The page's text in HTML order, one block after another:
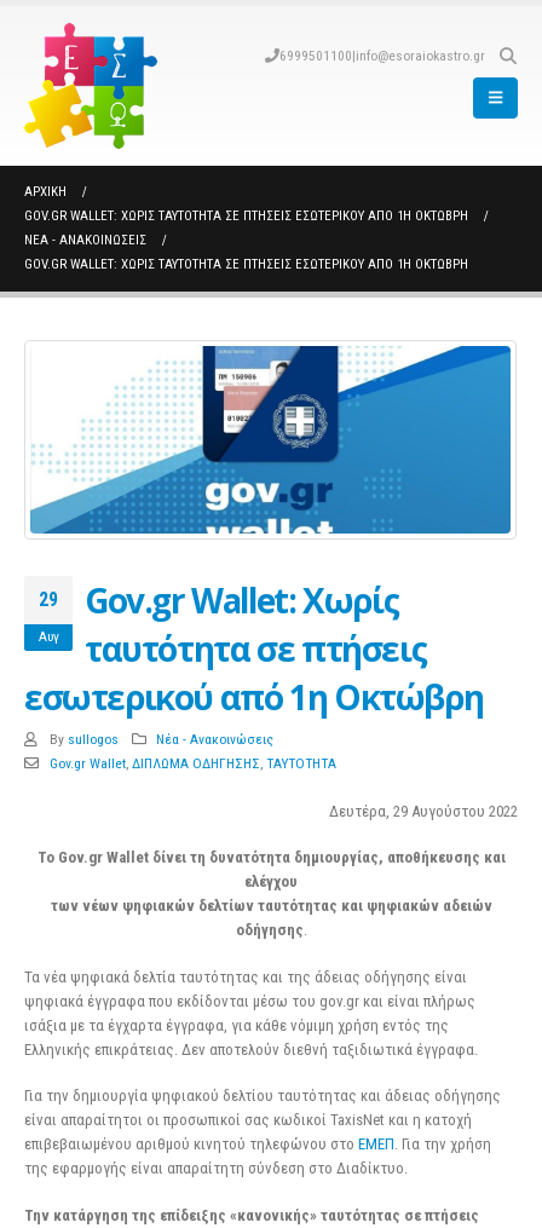
6999501100|info@esoraiokastro.gr
ΑΡΧΙΚΉ
GOV.GR WALLET: ΧΩΡΊΣ ΤΑΥΤΌΤΗΤΑ ΣΕ ΠΤΉΣΕΙΣ ΕΣΩΤΕΡΙΚΟΎ ΑΠΌ 1Η ΟΚΤΏΒΡΗ
ΝΈΑ - ΑΝΑΚΟΙΝΏΣΕΙΣ
GOV.GR WALLET: ΧΩΡΊΣ ΤΑΥΤΌΤΗΤΑ ΣΕ ΠΤΉΣΕΙΣ ΕΣΩΤΕΡΙΚΟΎ ΑΠΌ 1Η ΟΚΤΏΒΡΗ
29
Αυγ
Gov.gr Wallet: Χωρίς
ταυτότητα σε πτήσεις
εσωτερικού από 1η Οκτώβρη
By sullogos
Νέα - Ανακοινώσεις
Gov.gr Wallet, ΔΙΠΛΩΜΑ ΟΔΗΓΗΣΗΣ ΤΑΥΤΟΤΗΤΑ
Δευτέρα, 29 Αυγούστου 2022
Το Gov.gr Wallet δίνει τη δυνατότητα δημιουργίας, αποθήκευσης και
ελέγχου
των νέων ψηφιακών δελτίων ταυτότητας και ψηφιακών αδειών
οδήγησης.
Τα νέα ψηφιακά δελτία ταυτότητας και της άδειας οδήγησης είναι
ψηφιακά έγγραφα που εκδίδονται μέσω του gov.gr και είναι πλήρως
ισάξια με τα έγχαρτα έγγραφα, για κάθε νόμιμη χρήση εντός της
Ελληνικής επικράτειας. Δεν αποτελούν διεθνή ταξιδιωτικά έγγραφα.
Για την δημιουργία ψηφιακού δελτίου ταυτότητας και άδειας οδήγησης
είναι απαραίτητοι οι προσωπικοί σας κωδικοί TaxisNet και η κατοχή
επιβεβαιωμένου αριθμού κινητού τηλεφώνου στο ΕΜΕΠ. Για την χρήση
της εφαρμογής είναι απαραίτητη σύνδεση στο Διαδίκτυο.
Την κατάργηση της επίδειξης «κανονικής» ταυτότητας σε πτήσεις